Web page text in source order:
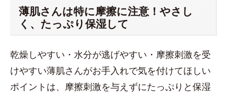
薄肌さんは特に摩擦に注意！やさし
く、たっぷり保湿して
乾燥しやすい・水分が逃げやすい・摩擦刺激を受
けやすい薄肌さんがお手入れで気を付けてほしい
ポイントは、摩擦刺激を与えずにたっぷりと保湿